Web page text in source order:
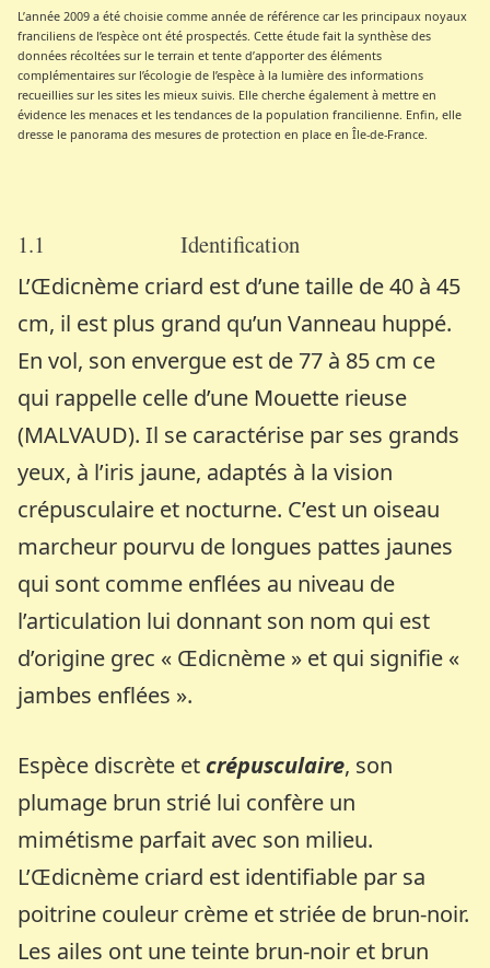
L’année 2009 a été choisie comme année de référence car les principaux noyaux
franciliens de l’espèce ont été prospectés. Cette étude fait la synthèse des
données récoltées sur le terrain et tente d’apporter des éléments
complémentaires sur l’écologie de l’espèce à la lumière des informations
recueillies sur les sites les mieux suivis. Elle cherche également à mettre en
évidence les menaces et les tendances de la population francilienne. Enfin, elle
dresse le panorama des mesures de protection en place en Île-de-France.
1.1 Identification
L’Œdicnème criard est d’une taille de 40 à 45
cm, il est plus grand qu’un Vanneau huppé.
En vol, son envergue est de 77 à 85 cm ce
qui rappelle celle d’une Mouette rieuse
(MALVAUD). Il se caractérise par ses grands
yeux, à l’iris jaune, adaptés à la vision
crépusculaire et nocturne. C’est un oiseau
marcheur pourvu de longues pattes jaunes
qui sont comme enflées au niveau de
l’articulation lui donnant son nom qui est
d’origine grec « Œdicnème » et qui signifie «
jambes enflées ».
Espèce discrète et crépusculaire, son
plumage brun strié lui confère un
mimétisme parfait avec son milieu.
L’Œdicnème criard est identifiable par sa
poitrine couleur crème et striée de brun-noir.
Les ailes ont une teinte brun-noir et brun